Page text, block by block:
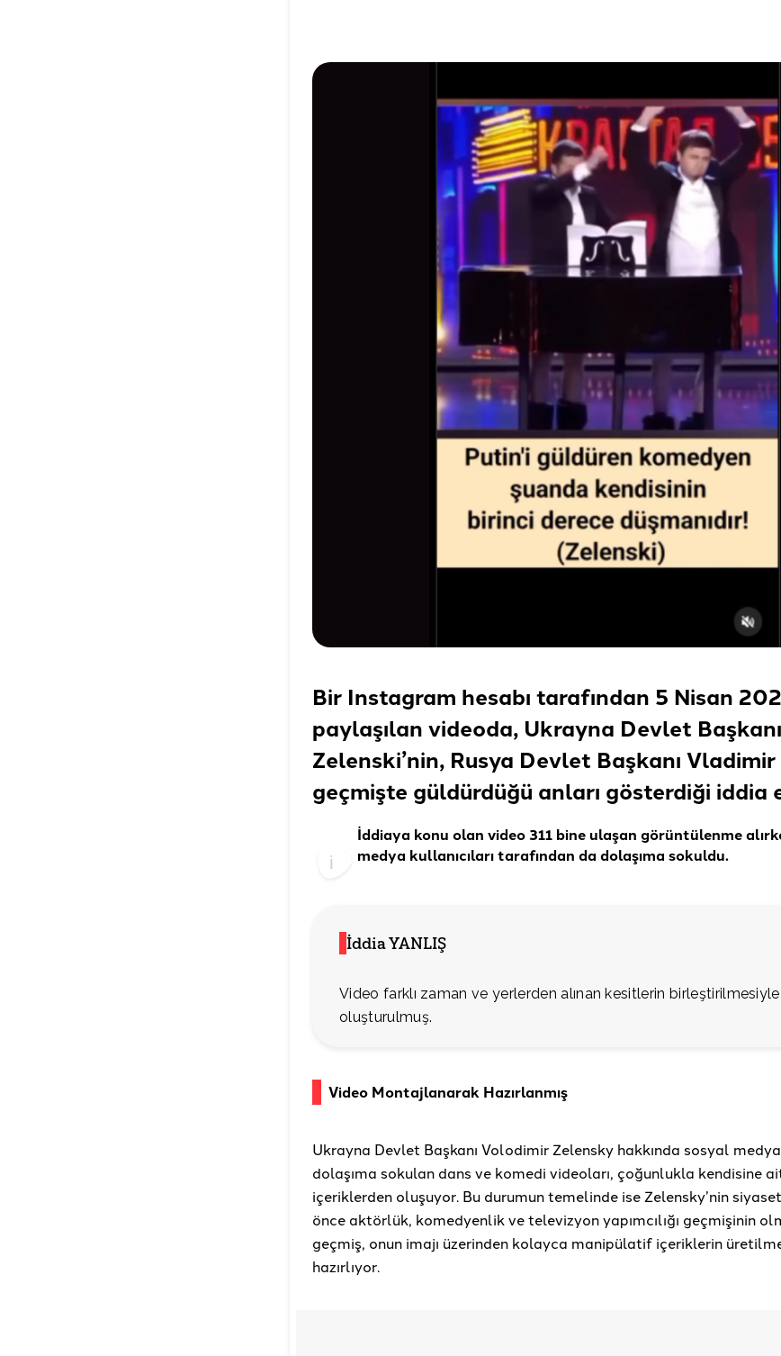
Bir Instagram hesabı tarafından 5 Nisan
paylaşılan videoda, Ukrayna Devlet
Zelenski’nin, Rusya Devlet Başkanı Vladimir
geçmişte güldürdüğü anları gösterdiği iddia
İddiaya konu olan video 311 bine ulaşan görüntülenme
medya kullanıcıları tarafından da dolaşıma sokuldu.
İddia YANLIŞ
Video farklı zaman ve yerlerden alınan kesitlerin birleştirilmesiyle
oluşturulmuş.
Video Montajlanarak Hazırlanmış
Ukrayna Devlet Başkanı Volodimir Zelensky hakkında sosyal
dolaşıma sokulan dans ve komedi videoları, çoğunlukla kendisine
içeriklerden oluşuyor. Bu durumun temelinde ise Zelensky’nin
önce aktörlük, komedyenlik ve televizyon yapımcılığı geçmişinin
geçmiş, onun imajı üzerinden kolayca manipülatif içeriklerin
hazırlıyor.